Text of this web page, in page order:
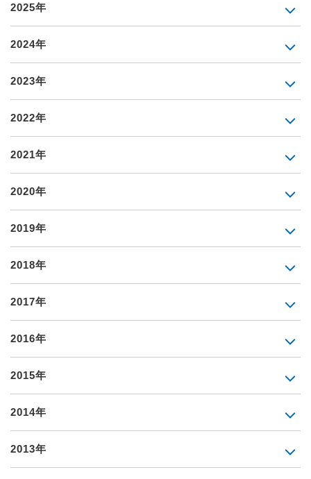
2025年
2024年
2023年
2022年
2021年
2020年
2019年
2018年
2017年
2016年
2015年
2014年
2013年